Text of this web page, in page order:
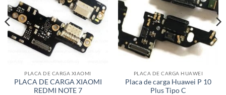
PLACA DE CARGA XIAOMI
PLACA DE CARGA XIAOMI
REDMI NOTE 7
PLACA DE CARGA HUAWEI
Placa de carga Huawei P 10
Plus Tipo C